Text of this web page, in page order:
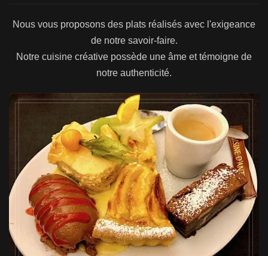
Nous vous proposons des plats réalisés avec l'exigeance
de notre savoir-faire.
Notre cuisine créative possède une âme et témoigne de
notre authenticité.